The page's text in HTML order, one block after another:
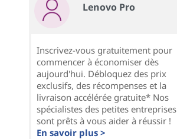
Lenovo Pro
Inscrivez-vous gratuitement pour
commencer à économiser dès
aujourd'hui. Débloquez des prix
exclusifs, des récompenses et la
livraison accélérée gratuite* Nos
spécialistes des petites entreprises
sont prêts à vous aider à réussir !
En savoir plus >